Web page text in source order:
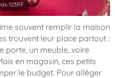
123RF
souvent remplir la maison
trouvent leur place partout :
porte, un meuble, voire
en magasin, ces petits
le budget. Pour alléger